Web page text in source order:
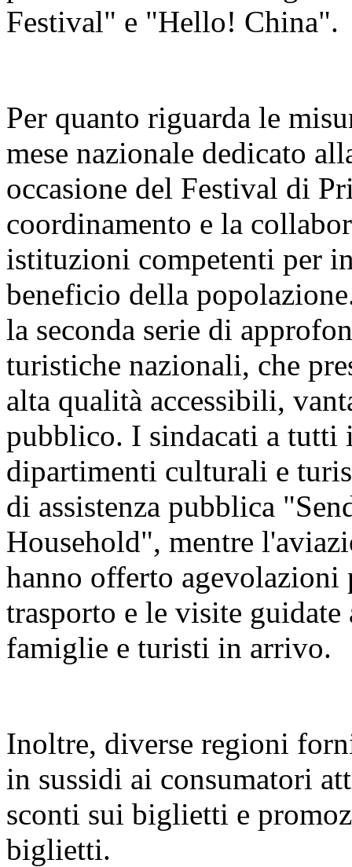
Festival" e "Hello! China".
Per quanto riguarda le
mese nazionale dedicato
occasione del Festival di
coordinamento e la
istituzioni competenti per
beneficio della
la seconda serie di
turistiche nazionali, che
alta qualità accessibili,
pubblico. I sindacati a
dipartimenti culturali e
di assistenza pubblica
Household", mentre
hanno offerto
trasporto e le visite
famiglie e turisti in arrivo.
Inoltre, diverse regioni
in sussidi ai consumatori
sconti sui biglietti e
biglietti.